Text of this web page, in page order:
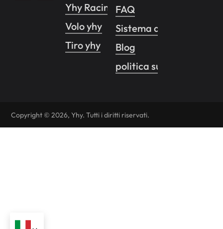
Yhy Racing Pro
Volo yhy
Tiro yhy
FAQ
Sistema di controllo
Blog
politica sulla
Copyright © 2026, Yhy. Tutti i diritti riservati.